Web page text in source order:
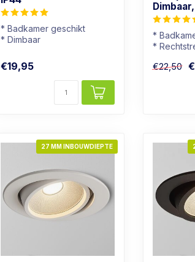
* Badkamer geschikt
* Dimbaar
* Aluminium kleur
€19,95
*
*
* Goed
€22,50
27 MM INBOUWDIEPTE